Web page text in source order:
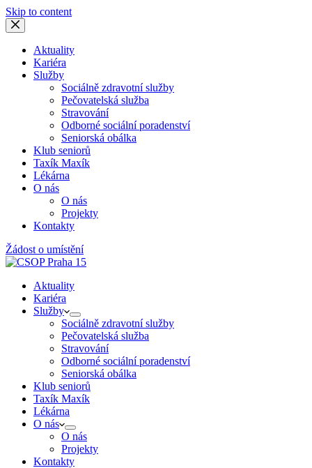
Skip to content
Aktuality
Kariéra
Služby
Sociálně zdravotní služby
Pečovatelská služba
Stravování
Odborné sociální poradenství
Seniorská obálka
Klub seniorů
Taxík Maxík
Lékárna
O nás
O nás
Projekty
Kontakty
Žádost o umístění
Aktuality
Kariéra
Služby
Sociálně zdravotní služby
Pečovatelská služba
Stravování
Odborné sociální poradenství
Seniorská obálka
Klub seniorů
Taxík Maxík
Lékárna
O nás
O nás
Projekty
Kontakty